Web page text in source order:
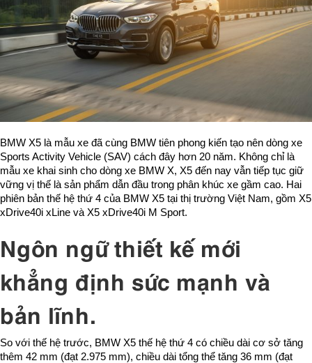
BMW X5 là mẫu xe đã cùng BMW tiên phong kiến tạo nên dòng xe
Sports Activity Vehicle (SAV) cách đây hơn 20 năm. Không chỉ là
mẫu xe khai sinh cho dòng xe BMW X, X5 đến nay vẫn tiếp tục giữ
vững vị thế là sản phẩm dẫn đầu trong phân khúc xe gầm cao. Hai
phiên bản thế hệ thứ 4 của BMW X5 tại thị trường Việt Nam, gồm X5
xDrive40i xLine và X5 xDrive40i M Sport.
Ngôn ngữ thiết kế mới
khẳng định sức mạnh và
bản lĩnh.
So với thế hệ trước, BMW X5 thế hệ thứ 4 có chiều dài cơ sở tăng
thêm 42 mm (đạt 2.975 mm), chiều dài tổng thể tăng 36 mm (đạt